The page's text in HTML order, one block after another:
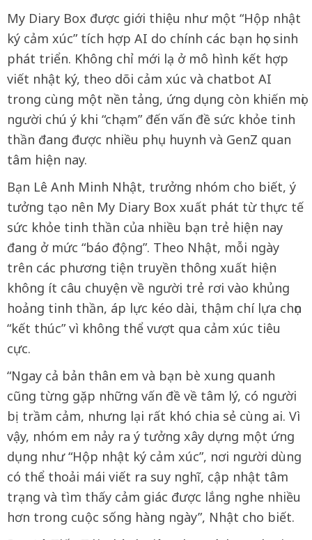
My Diary Box được giới thiệu như một “Hộp nhật
ký cảm xúc” tích hợp AI do chính các bạn học sinh
phát triển. Không chỉ mới lạ ở mô hình kết hợp
viết nhật ký, theo dõi cảm xúc và chatbot AI
trong cùng một nền tảng, ứng dụng còn khiến mọi
người chú ý khi “chạm” đến vấn đề sức khỏe tinh
thần đang được nhiều phụ huynh và GenZ quan
tâm hiện nay.
Bạn Lê Anh Minh Nhật, trưởng nhóm cho biết, ý
tưởng tạo nên My Diary Box xuất phát từ thực tế
sức khỏe tinh thần của nhiều bạn trẻ hiện nay
đang ở mức “báo động”. Theo Nhật, mỗi ngày
trên các phương tiện truyền thông xuất hiện
không ít câu chuyện về người trẻ rơi vào khủng
hoảng tinh thần, áp lực kéo dài, thậm chí lựa chọn
“kết thúc” vì không thể vượt qua cảm xúc tiêu
cực.
“Ngay cả bản thân em và bạn bè xung quanh
cũng từng gặp những vấn đề về tâm lý, có người
bị trầm cảm, nhưng lại rất khó chia sẻ cùng ai. Vì
vậy, nhóm em nảy ra ý tưởng xây dựng một ứng
dụng như “Hộp nhật ký cảm xúc”, nơi người dùng
có thể thoải mái viết ra suy nghĩ, cập nhật tâm
trạng và tìm thấy cảm giác được lắng nghe nhiều
hơn trong cuộc sống hàng ngày”, Nhật cho biết.